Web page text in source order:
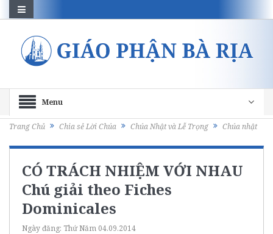
Menu
Trang Chủ Chia sẻ Lời Chúa Chúa Nhật và Lễ Trọng Chúa nhật
CÓ TRÁCH NHIỆM VỚI NHAU
Chú giải theo Fiches
Dominicales
Ngày đăng: Thứ Năm 04.09.2014